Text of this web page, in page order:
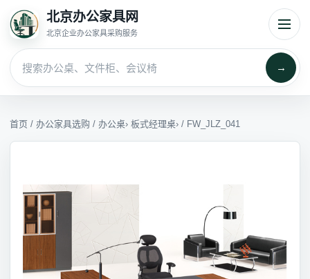
北京办公家具网
北京企业办公家具采购服务
→
首页 / 办公家具选购 / 办公桌› 板式经理桌› / FW_JLZ_041